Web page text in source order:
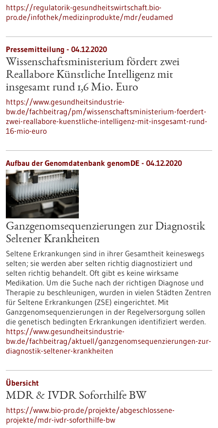
https://regulatorik-gesundheitswirtschaft.bio-
pro.de/infothek/medizinprodukte/mdr/eudamed
Pressemitteilung - 04.12.2020
Wissenschaftsministerium fördert zwei
Reallabore Künstliche Intelligenz mit
insgesamt rund 1,6 Mio. Euro
https://www.gesundheitsindustrie-
bw.de/fachbeitrag/pm/wissenschaftsministerium-foerdert-
zwei-reallabore-kuenstliche-intelligenz-mit-insgesamt-rund-
16-mio-euro
Aufbau der Genomdatenbank genomDE - 04.12.2020
Ganzgenomsequenzierungen zur Diagnostik
Seltener Krankheiten
Seltene Erkrankungen sind in ihrer Gesamtheit keineswegs
selten; sie werden aber selten richtig diagnostiziert und
selten richtig behandelt. Oft gibt es keine wirksame
Medikation. Um die Suche nach der richtigen Diagnose und
Therapie zu beschleunigen, wurden in vielen Städten Zentren
für Seltene Erkrankungen (ZSE) eingerichtet. Mit
Ganzgenomsequenzierungen in der Regelversorgung sollen
die genetisch bedingten Erkrankungen identifiziert werden.
https://www.gesundheitsindustrie-
bw.de/fachbeitrag/aktuell/ganzgenomsequenzierungen-zur-
diagnostik-seltener-krankheiten
Übersicht
MDR & IVDR Soforthilfe BW
https://www.bio-pro.de/projekte/abgeschlossene-
projekte/mdr-ivdr-soforthilfe-bw